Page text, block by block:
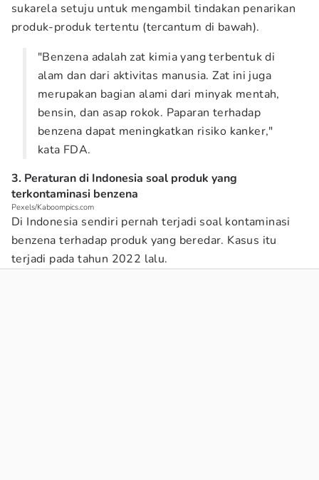
sukarela setuju untuk mengambil tindakan penarikan
produk-produk tertentu (tercantum di bawah).
"Benzena adalah zat kimia yang terbentuk di
alam dan dari aktivitas manusia. Zat ini juga
merupakan bagian alami dari minyak mentah,
bensin, dan asap rokok. Paparan terhadap
benzena dapat meningkatkan risiko kanker,"
kata FDA.
3. Peraturan di Indonesia soal produk yang
terkontaminasi benzena
Pexels/Kaboompics.com
Di Indonesia sendiri pernah terjadi soal kontaminasi
benzena terhadap produk yang beredar. Kasus itu
terjadi pada tahun 2022 lalu.